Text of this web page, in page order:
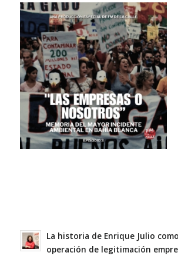
La historia de Enrique Julio
operación de legitimación